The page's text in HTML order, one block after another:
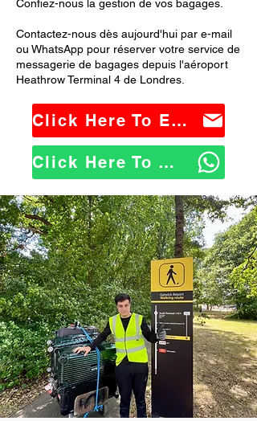
Confiez-nous la gestion de vos bagages.
Contactez-nous dès aujourd'hui par e-mail
ou WhatsApp pour réserver votre service de
messagerie de bagages depuis l'aéroport
Heathrow Terminal 4 de Londres.
Click Here To Email Us
Click Here To WhatsApp Us